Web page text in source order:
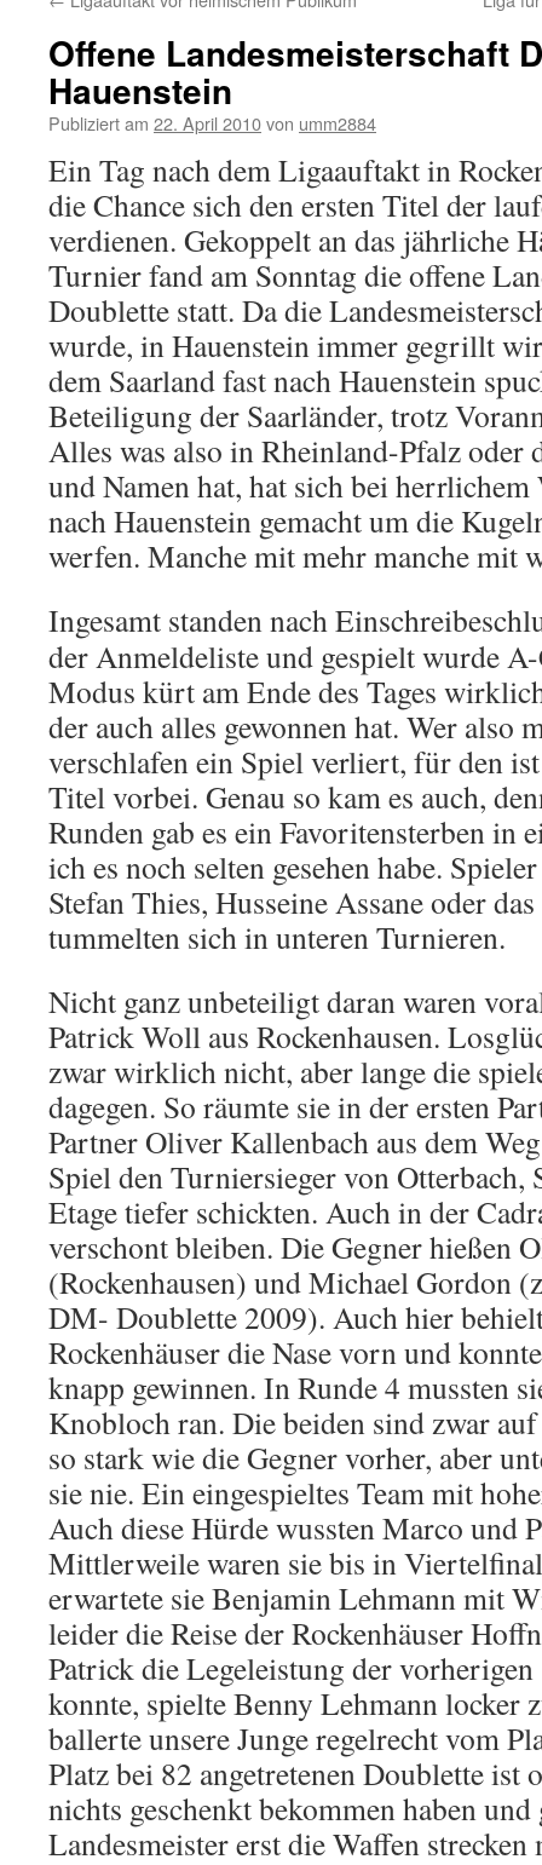
Offene Landesmeisterschaft
Hauenstein
Publiziert am 22. April 2010von umm2884
Ein Tag nach dem Ligaauftakt in
die Chance sich den ersten Titel der
verdienen. Gekoppelt an das jährliche
Turnier fand am Sonntag die offene
Doublette statt. Da die
wurde, in Hauenstein immer gegrillt
dem Saarland fast nach Hauenstein
Beteiligung der Saarländer, trotz
Alles was also in Rheinland-Pfalz oder
und Namen hat, hat sich bei herrlichem
nach Hauenstein gemacht um die
werfen. Manche mit mehr manche mit
Ingesamt standen nach
der Anmeldeliste und gespielt wurde
Modus kürt am Ende des Tages
der auch alles gewonnen hat. Wer also
verschlafen ein Spiel verliert, für den
Titel vorbei. Genau so kam es auch,
Runden gab es ein Favoritensterben in
ich es noch selten gesehen habe.
Stefan Thies, Husseine Assane oder
tummelten sich in unteren Turnieren.
Nicht ganz unbeteiligt daran waren
Patrick Woll aus Rockenhausen.
zwar wirklich nicht, aber lange die
dagegen. So räumte sie in der ersten
Partner Oliver Kallenbach aus dem
Spiel den Turniersieger von Otterbach,
Etage tiefer schickten. Auch in der
verschont bleiben. Die Gegner hießen
(Rockenhausen) und Michael Gordon
DM- Doublette 2009). Auch hier
Rockenhäuser die Nase vorn und
knapp gewinnen. In Runde 4 mussten
Knobloch ran. Die beiden sind zwar
so stark wie die Gegner vorher, aber
sie nie. Ein eingespieltes Team mit
Auch diese Hürde wussten Marco und
Mittlerweile waren sie bis in
erwartete sie Benjamin Lehmann mit
leider die Reise der Rockenhäuser
Patrick die Legeleistung der
konnte, spielte Benny Lehmann locker
ballerte unsere Junge regelrecht vom
Platz bei 82 angetretenen Doublette ist
nichts geschenkt bekommen haben und
Landesmeister erst die Waffen